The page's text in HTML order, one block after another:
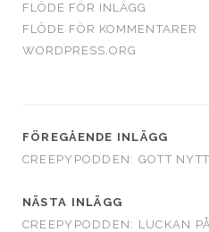
FLÖDE FÖR INLÄGG
FLÖDE FÖR KOMMENTARER
WORDPRESS.ORG
FÖREGÅENDE INLÄGG
CREEPYPODDEN: GOTT
NÄSTA INLÄGG
CREEPYPODDEN: LUCKAN